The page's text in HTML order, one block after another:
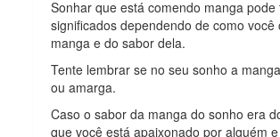
Sonhar que está comendo manga pode
significados dependendo de como você
manga e do sabor dela.
Tente lembrar se no seu sonho a
ou amarga.
Caso o sabor da manga do sonho era
que você está apaixonado por alguém